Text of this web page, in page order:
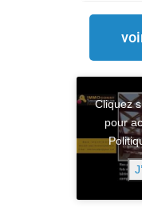
Cliquez
pour